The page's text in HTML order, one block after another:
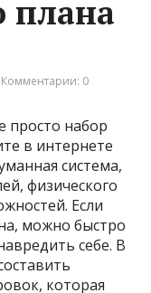
плана
Комментарии: 0
просто набор
в интернете
система,
физического
Если
можно быстро
себе. В
которая